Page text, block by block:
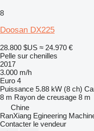
8
Doosan DX225
28.800 $US ≈ 24.970 €
Pelle sur chenilles
2017
3.000 m/h
Euro 4
Puissance 5.88 kW (8 ch)
8 m Rayon de creusage 8 m
Chine
RanXiang Egineering
Contacter le vendeur